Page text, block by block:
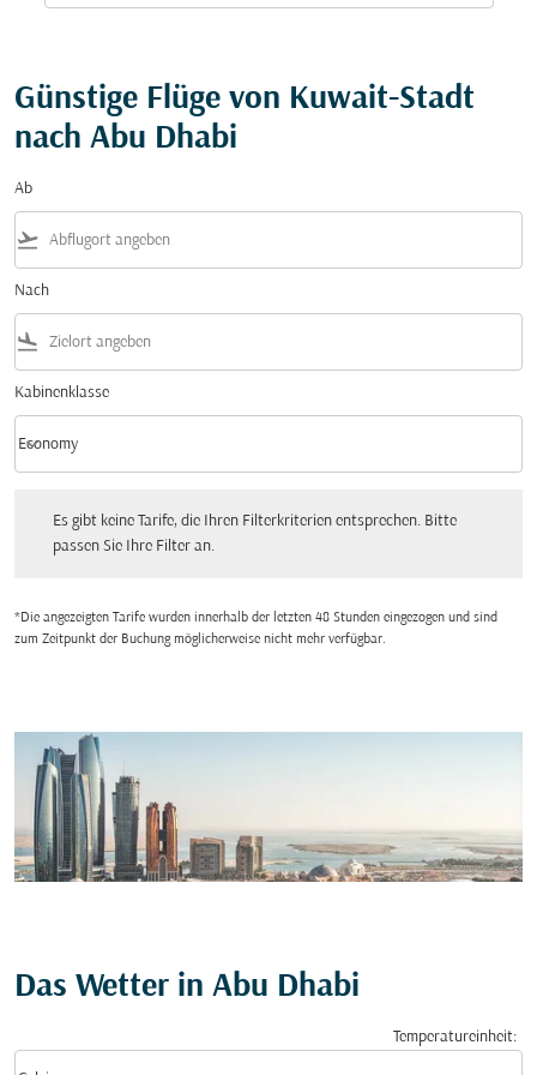
Günstige Flüge von Kuwait-Stadt
nach Abu Dhabi
Ab
flight_takeoff
Nach
flight_land
Kabinenklasse
Kabinenklasse option Economy Selected
Economy
keyboard_arrow_down
Es gibt keine Tarife, die Ihren Filterkriterien entsprechen. Bitte
passen Sie Ihre Filter an.
*Die angezeigten Tarife wurden innerhalb der letzten 48 Stunden eingezogen und sind
zum Zeitpunkt der Buchung möglicherweise nicht mehr verfügbar.
Das Wetter in Abu Dhabi
Temperatureinheit: